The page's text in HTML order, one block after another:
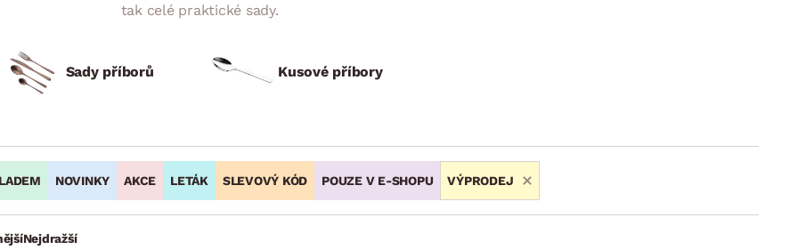
tak celé praktické sady.
Sady příborů Kusové příbory
NOVINKY AKCE LETÁK SLEVOVÝ KÓD POUZE V E-SHOPU VÝPRODEJ
Nejdražší